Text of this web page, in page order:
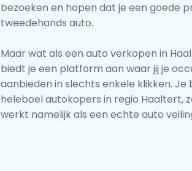
bezoeken en hopen dat je een goede
tweedehands auto.
Maar wat als een auto verkopen in
biedt je een platform aan waar jij je
aanbieden in slechts enkele klikken.
heleboel autokopers in regio Haaltert,
werkt namelijk als een echte auto